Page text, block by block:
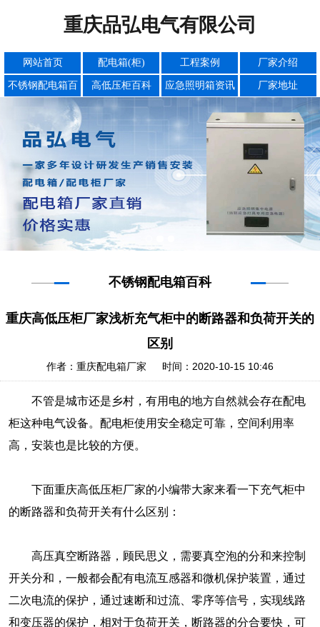
重庆品弘电气有限公司
网站首页 配电箱(柜) 工程案例 厂家介绍
不锈钢配电箱百
科
高低压柜百科 应急照明箱资讯 厂家地址
不锈钢配电箱百科
重庆高低压柜厂家浅析充气柜中的断路器和负荷开关的
区别
作者：重庆配电箱厂家 时间：2020-10-15 10:46
不管是城市还是乡村，有用电的地方自然就会存在配电
柜这种电气设备。配电柜使用安全稳定可靠，空间利用率
高，安装也是比较的方便。
下面重庆高低压柜厂家的小编带大家来看一下充气柜中
的断路器和负荷开关有什么区别：
高压真空断路器，顾民思义，需要真空泡的分和来控制
开关分和，一般都会配有电流互感器和微机保护装置，通过
二次电流的保护，通过速断和过流、零序等信号，实现线路
和变压器的保护，相对于负荷开关，断路器的分合要快，可